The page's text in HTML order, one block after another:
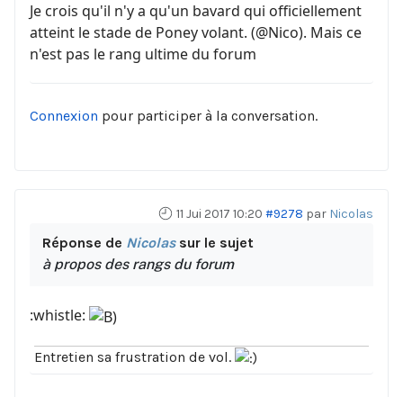
Je crois qu'il n'y a qu'un bavard qui officiellement
atteint le stade de Poney volant. (@Nico). Mais ce
n'est pas le rang ultime du forum
Connexion pour participer à la conversation.
11 Jui 2017 10:20 #9278 par Nicolas
Réponse de Nicolassur le sujet
à propos des rangs du forum
:whistle:
Entretien sa frustration de vol.